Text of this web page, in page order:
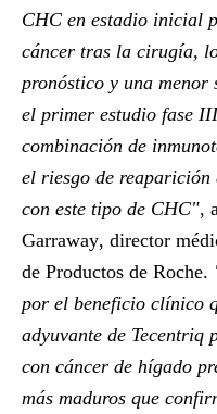
CHC en estadio inicial
cáncer tras la cirugía,
pronóstico y una menor
el primer estudio fase
combinación de
el riesgo de reaparición
con este tipo de CHC",
Garraway, director
de Productos de Roche.
por el beneficio clínico
adyuvante de Tecentriq
con cáncer de hígado
más maduros que